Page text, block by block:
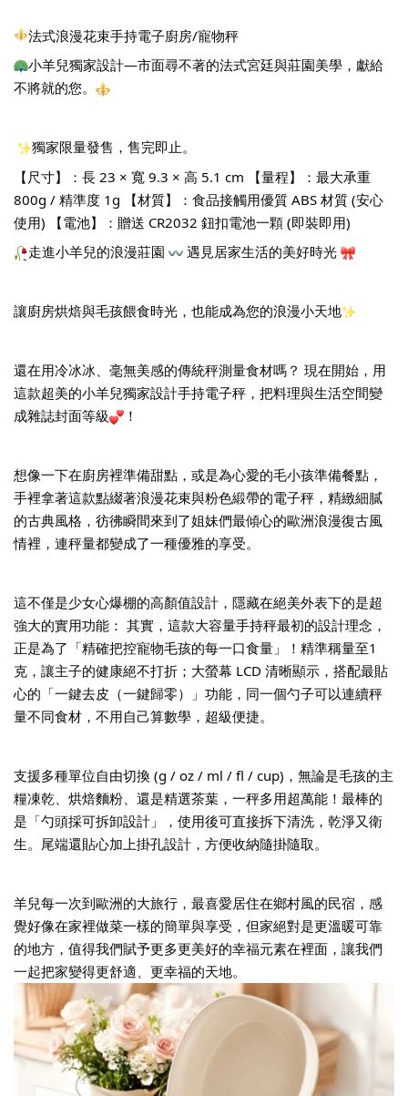
法式浪漫花束手持電子廚房/寵物秤
小羊兒獨家設計—市面尋不著的法式宮廷與莊園美學，獻給
不將就的您。
獨家限量發售，售完即止。
【尺寸】：長 23 × 寬 9.3 × 高 5.1 cm 【量程】：最大承重
800g / 精準度 1g 【材質】：食品接觸用優質 ABS 材質 (安心
使用) 【電池】：贈送 CR2032 鈕扣電池一顆 (即裝即用)
走進小羊兒的浪漫莊園
遇見居家生活的美好時光
讓廚房烘焙與毛孩餵食時光，也能成為您的浪漫小天地
還在用冷冰冰、毫無美感的傳統秤測量食材嗎？ 現在開始，用
這款超美的小羊兒獨家設計手持電子秤，把料理與生活空間變
成雜誌封面等級
！
想像一下在廚房裡準備甜點，或是為心愛的毛小孩準備餐點，
手裡拿著這款點綴著浪漫花束與粉色緞帶的電子秤，精緻細膩
的古典風格，彷彿瞬間來到了姐妹們最傾心的歐洲浪漫復古風
情裡，連秤量都變成了一種優雅的享受。
這不僅是少女心爆棚的高顏值設計，隱藏在絕美外表下的是超
強大的實用功能： 其實，這款大容量手持秤最初的設計理念，
正是為了「精確把控寵物毛孩的每一口食量」！精準稱量至1
克，讓主子的健康絕不打折；大螢幕 LCD 清晰顯示，搭配最貼
心的「一鍵去皮（一鍵歸零）」功能，同一個勺子可以連續秤
量不同食材，不用自己算數學，超級便捷。
支援多種單位自由切換 (g / oz / ml / fl / cup)，無論是毛孩的主
糧凍乾、烘焙麵粉、還是精選茶葉，一秤多用超萬能！最棒的
是「勺頭採可拆卸設計」，使用後可直接拆下清洗，乾淨又衛
生。尾端還貼心加上掛孔設計，方便收納隨掛隨取。
羊兒每一次到歐洲的大旅行，最喜愛居住在鄉村風的民宿，感
覺好像在家裡做菜一樣的簡單與享受，但家絕對是更溫暖可靠
的地方，值得我們賦予更多更美好的幸福元素在裡面，讓我們
一起把家變得更舒適、更幸福的天地。